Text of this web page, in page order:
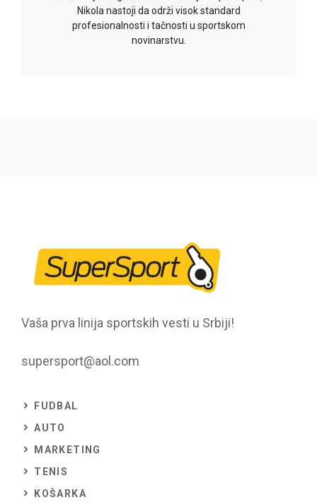
Nikola nastoji da održi visok standard
profesionalnosti i tačnosti u sportskom
novinarstvu.
Vaša prva linija sportskih vesti u Srbiji!
supersport@aol.com
FUDBAL
AUTO
MARKETING
TENIS
KOŠARKA